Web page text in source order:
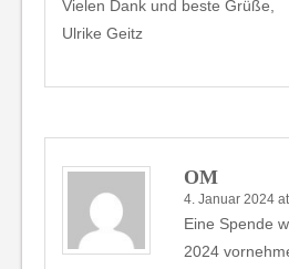
Vielen Dank und beste Grüße,
Ulrike Geitz
OM
4. Januar 2024
Eine Spende
2024